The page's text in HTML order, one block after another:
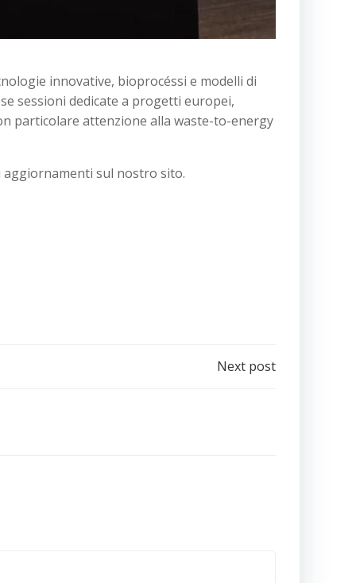
innovative, bioprocéssi e modelli di
sessioni dedicate a progetti europei,
particolare attenzione alla waste-to-energy
sul nostro sito.
Next post